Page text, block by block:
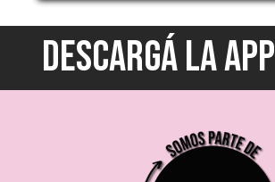
DESCARGÁ LA APP